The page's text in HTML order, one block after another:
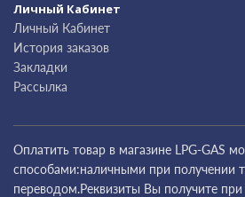
Личный Кабинет
Личный Кабинет
История заказов
Закладки
Рассылка
Оплатить товар в магазине LPG-GAS
способами:наличными при получении
переводом.Реквизиты Вы получите